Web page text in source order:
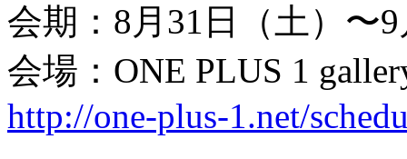
会期：8月31日（土）〜
会場：ONE PLUS 1
http://one-plus-1.net/